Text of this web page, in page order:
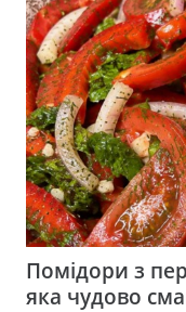
Помідори з
яка чудово